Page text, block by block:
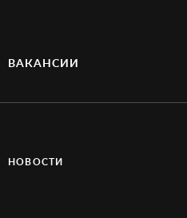
ВАКАНСИИ
НОВОСТИ